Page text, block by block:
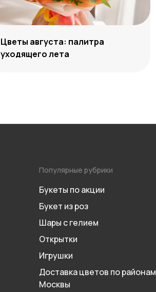
Цветы августа: палитра
уходящего лета
Популярные рубрики
Букеты по акции
Букет из роз
Шары с гелием
Открытки
Игрушки
Доставка цветов по районам
Москвы